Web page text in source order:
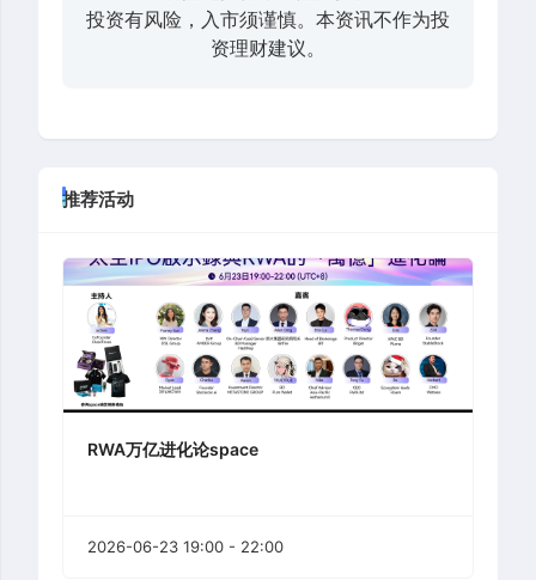
投资有风险，入市须谨慎。本资讯不作为投
资理财建议。
推荐活动
RWA万亿进化论space
2026-06-23 19:00 - 22:00